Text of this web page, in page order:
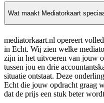
Wat maakt Mediatorkaart
mediatorkaart.nl opereert
in Echt. Wij zien welke
zijn in het uitvoeren van jouw
tussen jou en drie
situatie ontstaat. Deze
Echt die jouw opdracht graag
dat de prijs een stuk beter